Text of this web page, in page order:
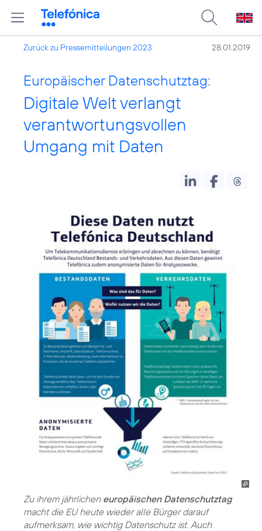
Zurück zu Pressemitteilungen 2023 28.01.2019
Europäischer Datenschutztag:
Digitale Welt verlangt
verantwortungsvollen
Umgang mit Daten
Zu ihrem jährlichen europäischen Datenschutztag
macht die EU heute wieder alle Bürger darauf
aufmerksam, wie wichtig Datenschutz ist. Auch